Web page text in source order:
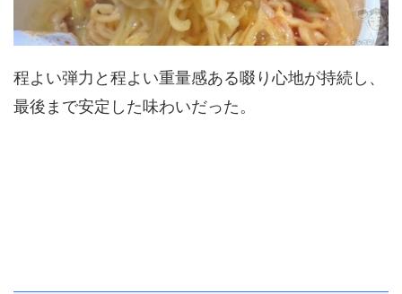
程よい弾力と程よい重量感ある啜り心地が持続し、
最後まで安定した味わいだった。